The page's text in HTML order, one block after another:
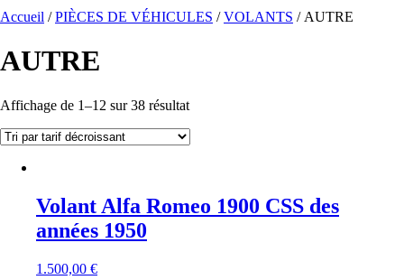
Accueil /PIÈCES DE VÉHICULES /VOLANTS / AUTRE
AUTRE
Affichage de 1–12 sur 38 résultatTrié
Volant Alfa Romeo 1900 CSS des
années 1950
1.500,00 €